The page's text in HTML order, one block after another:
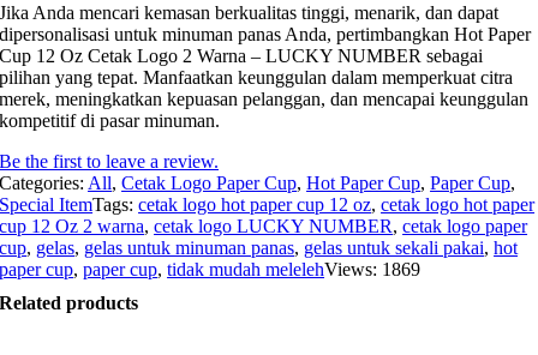
Jika Anda mencari kemasan berkualitas tinggi, menarik, dan dapat
dipersonalisasi untuk minuman panas Anda, pertimbangkan Hot Paper
Cup 12 Oz Cetak Logo 2 Warna – LUCKY NUMBER sebagai
pilihan yang tepat. Manfaatkan keunggulan dalam memperkuat citra
merek, meningkatkan kepuasan pelanggan, dan mencapai keunggulan
kompetitif di pasar minuman.
Be the first to leave a review.
Categories: All,Cetak Logo Paper Cup,Hot Paper Cup,Paper Cup,
Special ItemTags:cetak logo hot paper cup 12 oz,cetak logo hot paper
cup 12 Oz 2 warna,cetak logo LUCKY NUMBER,cetak logo paper
cup, gelas, gelas untuk minuman panas, gelas untuk sekali pakai,hot
paper cup,paper cup,tidak mudah melelehViews: 1869
Related products